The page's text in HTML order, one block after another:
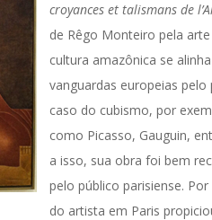
croyances et talismans de
de Rêgo Monteiro pela
cultura amazônica se
vanguardas europeias
caso do cubismo, por
como Picasso, Gauguin,
a isso, sua obra foi bem
pelo público parisiense.
do artista em Paris